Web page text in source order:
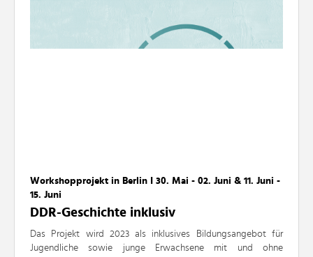
Workshopprojekt in Berlin I 30. Mai - 02. Juni & 11. Juni -
15. Juni
DDR-Geschichte inklusiv
Das Projekt wird 2023 als inklusives Bildungsangebot für
Jugendliche sowie junge Erwachsene mit und ohne